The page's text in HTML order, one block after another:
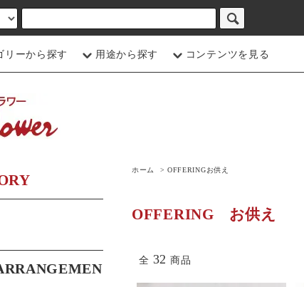
リーから探す 用途から探す コンテンツを見る
ホーム > OFFERINGお供え
OFFERING お供え
全 32 商品